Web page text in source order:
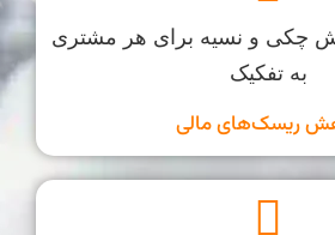
چکی و نسیه برای هر مشتری
به تفکیک
ریسک‌های مالی